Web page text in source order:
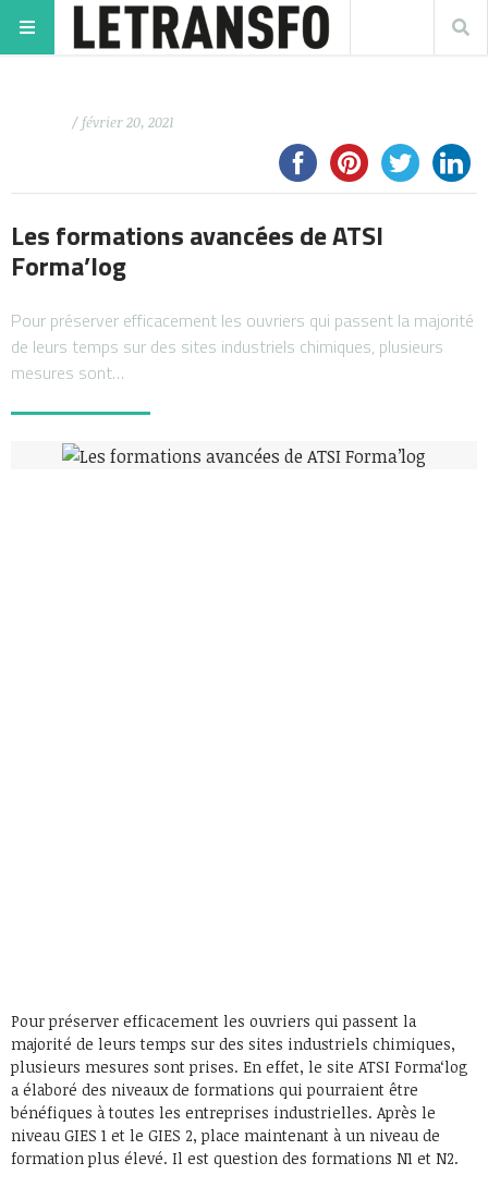
/ février 20, 2021
Les formations avancées de ATSI
Forma’log
Pour préserver efficacement les ouvriers qui passent la majorité
de leurs temps sur des sites industriels chimiques, plusieurs
mesures sont…
Pour préserver efficacement les ouvriers qui passent la
majorité de leurs temps sur des sites industriels chimiques,
plusieurs mesures sont prises. En effet, le site ATSI Forma‘log
a élaboré des niveaux de formations qui pourraient être
bénéfiques à toutes les entreprises industrielles. Après le
niveau GIES 1 et le GIES 2, place maintenant à un niveau de
formation plus élevé. Il est question des formations N1 et N2.